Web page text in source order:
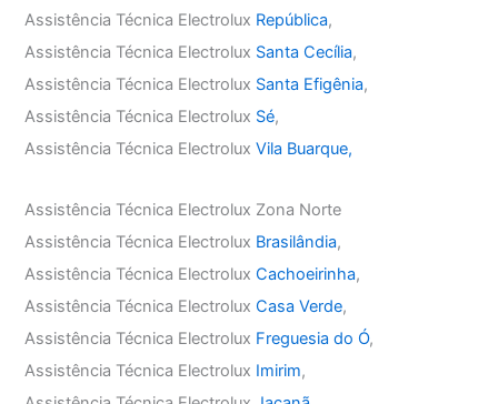
Assistência Técnica Electrolux República,
Assistência Técnica Electrolux Santa Cecília,
Assistência Técnica Electrolux Santa Efigênia,
Assistência Técnica Electrolux Sé,
Assistência Técnica ElectroluxVila Buarque,
Assistência Técnica Electrolux Zona Norte
Assistência Técnica Electrolux Brasilândia,
Assistência Técnica ElectroluxCachoeirinha,
Assistência Técnica ElectroluxCasa Verde,
Assistência Técnica Electrolux Freguesia do Ó,
Assistência Técnica Electrolux Imirim,